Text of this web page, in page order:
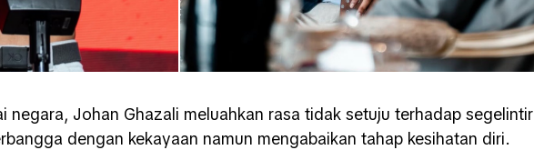
negara, Johan Ghazali meluahkan rasa tidak setuju terhadap segelintir
dengan kekayaan namun mengabaikan tahap kesihatan diri.